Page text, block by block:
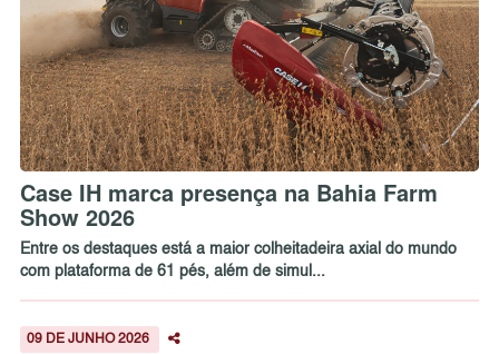
Case IH marca presença na Bahia Farm
Show 2026
Entre os destaques está a maior colheitadeira axial do mundo
com plataforma de 61 pés, além de simul...
09 DE JUNHO 2026